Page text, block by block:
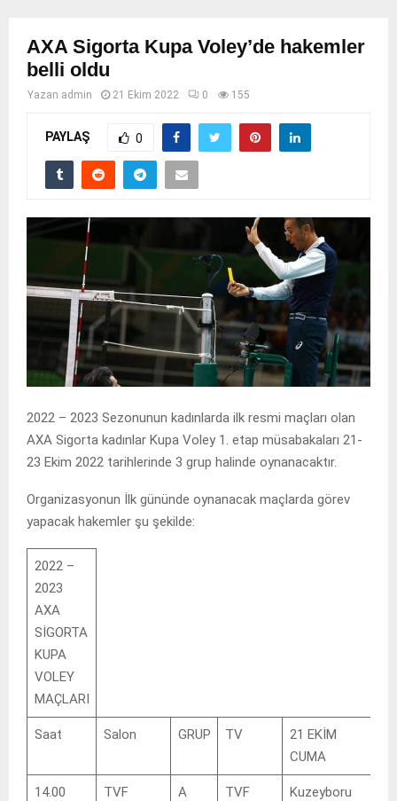
AXA Sigorta Kupa Voley’de hakemler
belli oldu
Yazan admin 21 Ekim 2022 0 155
PAYLAŞ 0
2022 – 2023 Sezonunun kadınlarda ilk resmi maçları olan
AXA Sigorta kadınlar Kupa Voley 1. etap müsabakaları 21-
23 Ekim 2022 tarihlerinde 3 grup halinde oynanacaktır.
Organizasyonun İlk gününde oynanacak maçlarda görev
yapacak hakemler şu şekilde:
2022 –
2023
AXA
SİGORTA
KUPA
VOLEY
MAÇLARI
Saat Salon GRUP TV
21 EKİM
CUMA
14.00
TVF
A
TVF
Kuzeyboru